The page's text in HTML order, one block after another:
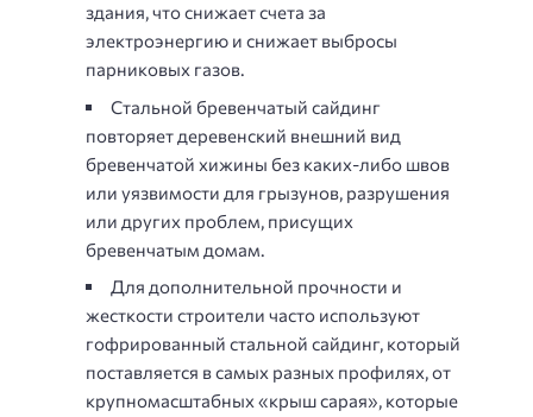
здания, что снижает счета за
электроэнергию и снижает выбросы
парниковых газов.
Стальной бревенчатый сайдинг
повторяет деревенский внешний вид
бревенчатой ​​хижины без каких-либо швов
или уязвимости для грызунов, разрушения
или других проблем, присущих
бревенчатым домам.
Для дополнительной прочности и
жесткости строители часто используют
гофрированный стальной сайдинг, который
поставляется в самых разных профилях, от
крупномасштабных «крыш сарая», которые